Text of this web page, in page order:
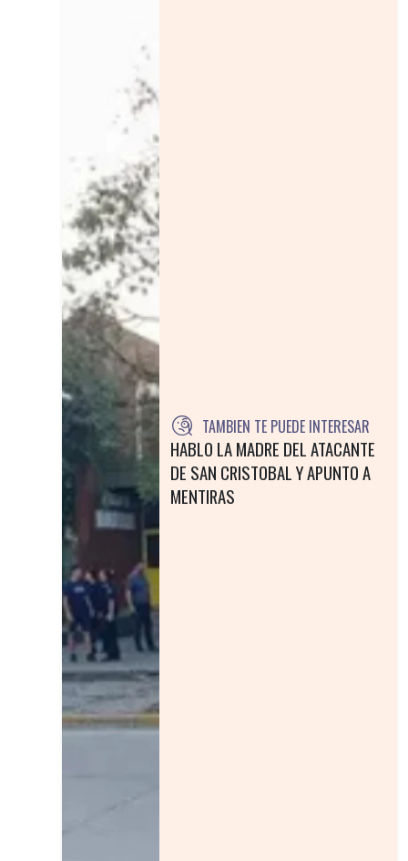
TAMBIEN TE PUEDE INTERESAR
HABLO LA MADRE DEL ATACANTE
DE SAN CRISTOBAL Y APUNTO A
MENTIRAS